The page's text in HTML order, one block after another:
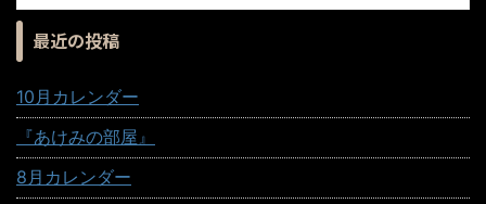
最近の投稿
10月カレンダー
『あけみの部屋』
8月カレンダー